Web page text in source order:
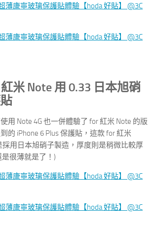
米 Note 用 0.33 日本旭硝
用 Note 4G 也一併體驗了 for 紅米 Note 的版
的 iPhone 6 Plus 保護貼，這款 for 紅米
採用日本旭硝子製造，厚度則是稍微比較厚
很薄就是了！)